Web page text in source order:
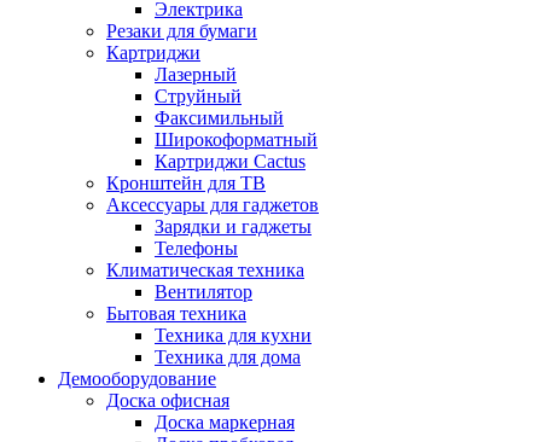
Электрика
Резаки для бумаги
Картриджи
Лазерный
Струйный
Факсимильный
Широкоформатный
Картриджи Cactus
Кронштейн для ТВ
Аксессуары для гаджетов
Зарядки и гаджеты
Телефоны
Климатическая техника
Вентилятор
Бытовая техника
Техника для кухни
Техника для дома
Демооборудование
Доска офисная
Доска маркерная